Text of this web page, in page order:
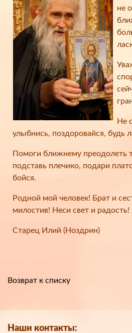
не
Не
улыбнись, поздоровайся, будь
Помоги ближнему преодолеть
подставь плечико, подари
бойся.
Родной мой человек! Брат и
милостив! Неси свет и радость!
Старец Илий (Ноздрин)
Возврат к списку
Наши контакты: